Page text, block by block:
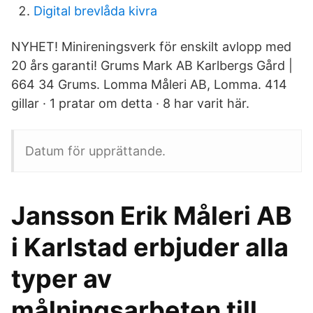
Digital brevlåda kivra
NYHET! Minireningsverk för enskilt avlopp med
20 års garanti! Grums Mark AB Karlbergs Gård |
664 34 Grums. Lomma Måleri AB, Lomma. 414
gillar · 1 pratar om detta · 8 har varit här.
Datum för upprättande.
Jansson Erik Måleri AB
i Karlstad erbjuder alla
typer av